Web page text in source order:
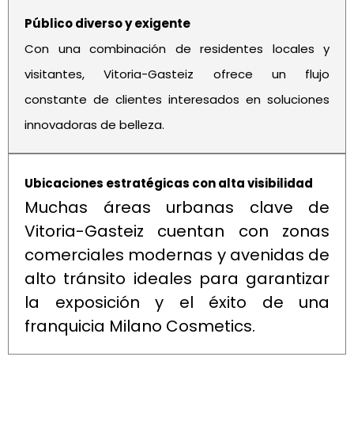
Público diverso y exigente
Con una combinación de residentes locales y
visitantes, Vitoria-Gasteiz ofrece un flujo
constante de clientes interesados en soluciones
innovadoras de belleza.
Ubicaciones estratégicas con alta visibilidad
Muchas áreas urbanas clave de
Vitoria-Gasteiz cuentan con zonas
comerciales modernas y avenidas de
alto tránsito ideales para garantizar
la exposición y el éxito de una
franquicia Milano Cosmetics.